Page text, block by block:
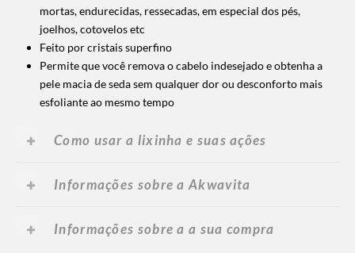
mortas, endurecidas, ressecadas, em especial dos pés,
joelhos, cotovelos etc
Feito por cristais superfino
Permite que você remova o cabelo indesejado e obtenha a
pele macia de seda sem qualquer dor ou desconforto mais
esfoliante ao mesmo tempo
Como usar a lixinha e suas ações
Informações sobre a Akwavita
Informações sobre a a sua compra